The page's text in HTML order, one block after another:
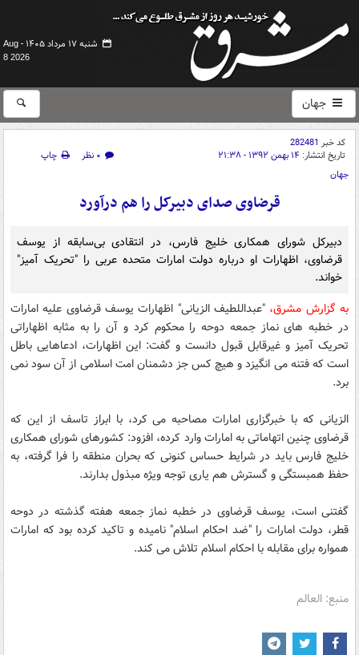
شنبه ۱۷ مرداد ۱۴۰۵ -
Aug
8 2026
جهان
کد خبر 282481
تاریخ انتشار: ۱۴ بهمن ۱۳۹۲ - ۲۱:۳۸ ۰ نظر
چاپ
جهان
قرضاوی صدای دبیرکل را هم درآورد
دبیرکل شورای همکاری خلیج فارس، در انتقادی بی‌سابقه از یوسف
قرضاوی، اظهارات او درباره دولت امارات متحده عربی را "تحریک آمیز"
خواند.
به گزارش مشرق، "عبداللطیف الزیانی" اظهارات یوسف قرضاوی علیه امارات
در خطبه های نماز جمعه دوحه را محکوم کرد و آن را به مثابه اظهاراتی
تحریک آمیز و غیرقابل قبول دانست و گفت: این اظهارات، ادعاهایی باطل
است که فتنه می انگیزد و هیچ کس جز دشمنان امت اسلامی از آن سود نمی
برد.
الزیانی که با خبرگزاری امارات مصاحبه می کرد، با ابراز تاسف از این که
قرضاوی چنین اتهاماتی به امارات وارد کرده، افزود: کشورهای شورای همکاری
خلیج فارس باید در شرایط حساس کنونی که بحران منطقه را فرا گرفته، به
حفظ همبستگی و گسترش هم یاری توجه ویژه مبذول بدارند.
گفتنی است، یوسف قرضاوی در خطبه نماز جمعه هفته گذشته در دوحه
قطر، دولت امارات را "ضد احکام اسلام" نامیده و تاکید کرده بود که امارات
همواره برای مقابله با احکام اسلام تلاش می کند.
منبع: العالم